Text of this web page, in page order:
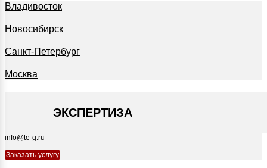
Владивосток
Новосибирск
Санкт-Петербург
Москва
ЭКСПЕРТИЗА
info@te-g.ru
Заказать услугу